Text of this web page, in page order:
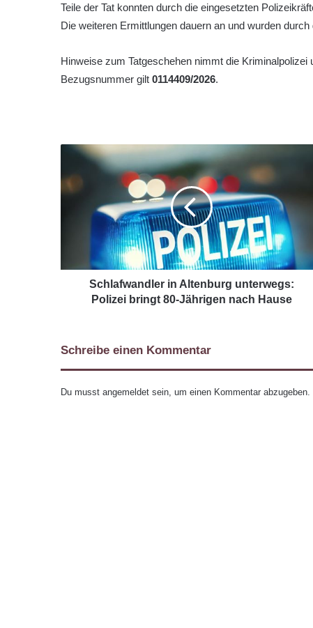
Teile der Tat konnten durch die eingesetzten
Die weiteren Ermittlungen dauern an und wurden
Hinweise zum Tatgeschehen nimmt die Kriminalpolizei
Bezugsnummer gilt 0114409/2026.
Schlafwandler in Altenburg unterwegs:
Polizei bringt 80-Jährigen nach Hause
Schreibe einen Kommentar
Du musst angemeldet sein, um einen Kommentar abzugeben.